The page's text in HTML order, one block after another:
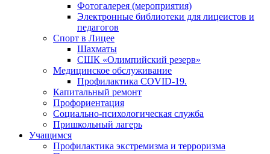
Фотогалерея (мероприятия)
Электронные библиотеки для лицеистов и
педагогов
Спорт в Лицее
Шахматы
СШК «Олимпийский резерв»
Медицинское обслуживание
Профилактика COVID-19.
Капитальный ремонт
Профориентация
Социально-психологическая служба
Пришкольный лагерь
Учащимся
Профилактика экстремизма и терроризма